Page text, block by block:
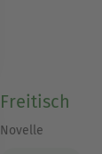
Freitisch
Novelle